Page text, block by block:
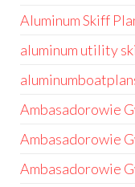
Aluminum Skiff
aluminum utility
Ambasadorowie
Ambasadorowie
Ambasadorowie